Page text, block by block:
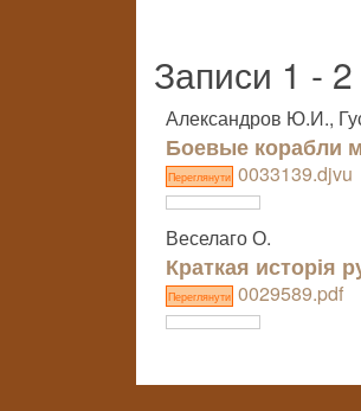
Записи 1 -
Александров Ю.И.,
Боевые корабли
Переглянути 0033139.djvu
Веселаго О.
Краткая исторія
Переглянути 0029589.pdf